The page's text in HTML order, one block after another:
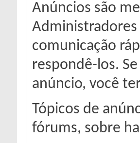
Anúncios são
Administradores
comunicação
respondê-los.
anúncio, você
Tópicos de
fórums, sobre